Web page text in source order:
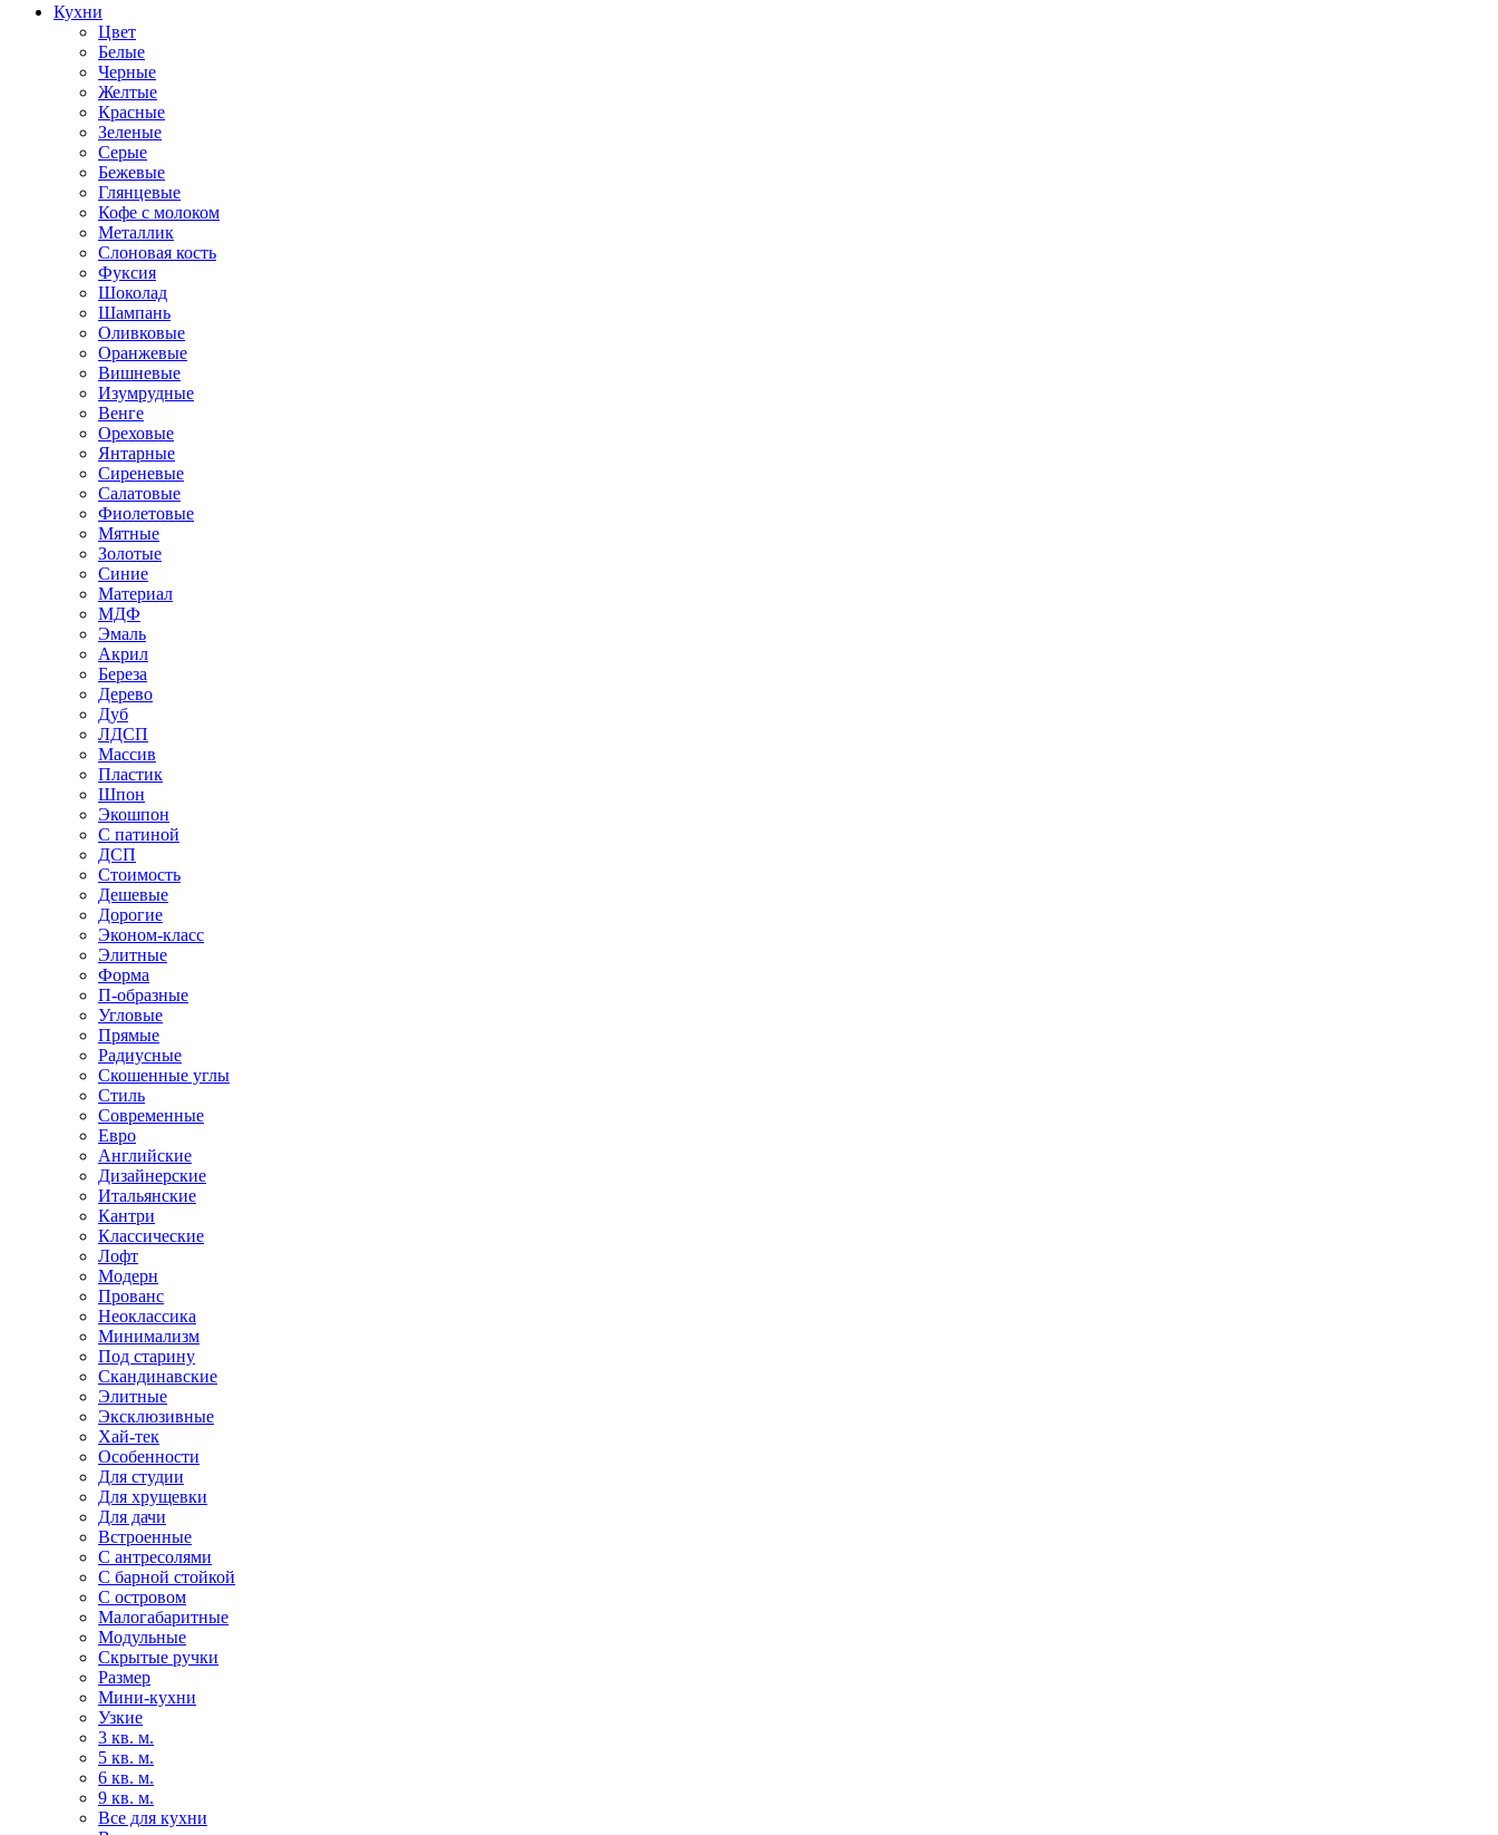
Кухни
Цвет
Белые
Черные
Желтые
Красные
Зеленые
Серые
Бежевые
Глянцевые
Кофе с молоком
Металлик
Слоновая кость
Фуксия
Шоколад
Шампань
Оливковые
Оранжевые
Вишневые
Изумрудные
Венге
Ореховые
Янтарные
Сиреневые
Салатовые
Фиолетовые
Мятные
Золотые
Синие
Материал
МДФ
Эмаль
Акрил
Береза
Дерево
Дуб
ЛДСП
Массив
Пластик
Шпон
Экошпон
С патиной
ДСП
Стоимость
Дешевые
Дорогие
Эконом-класс
Элитные
Форма
П-образные
Угловые
Прямые
Радиусные
Скошенные углы
Стиль
Современные
Евро
Английские
Дизайнерские
Итальянские
Кантри
Классические
Лофт
Модерн
Прованс
Неоклассика
Минимализм
Под старину
Скандинавские
Элитные
Эксклюзивные
Хай-тек
Особенности
Для студии
Для хрущевки
Для дачи
Встроенные
С антресолями
С барной стойкой
С островом
Малогабаритные
Модульные
Скрытые ручки
Размер
Мини-кухни
Узкие
3 кв. м.
5 кв. м.
6 кв. м.
9 кв. м.
Все для кухни